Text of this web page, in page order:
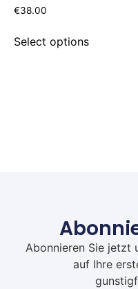
€38.00
Select options
Abonnieren Sie jetzt
auf Ihre